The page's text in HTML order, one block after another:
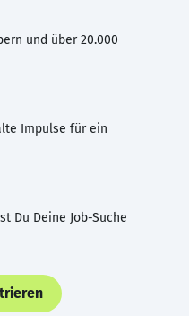
und über 20.000
Impulse für ein
Du Deine Job-Suche